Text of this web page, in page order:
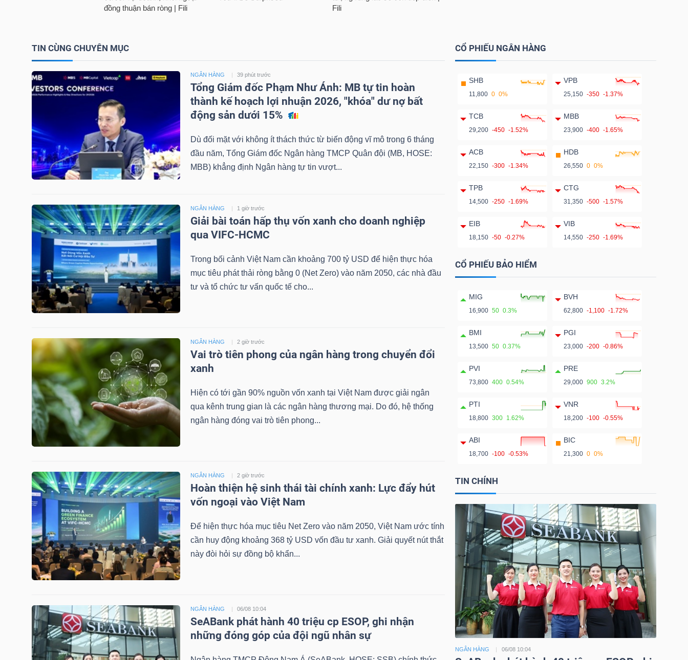
TIN CÙNG CHUYÊN MỤC
NGÂN HÀNG 39 phút trước
Tổng Giám đốc Phạm Như Ánh: MB tự tin hoàn
thành kế hoạch lợi nhuận 2026, "khóa" dư nợ bất
động sản dưới 15%
Dù đối mặt với không ít thách thức từ biến động vĩ mô trong 6 tháng
đầu năm, Tổng Giám đốc Ngân hàng TMCP Quân đội (MB, HOSE:
MBB) khẳng định Ngân hàng tự tin vượt...
NGÂN HÀNG 1 giờ trước
Giải bài toán hấp thụ vốn xanh cho doanh nghiệp
qua VIFC-HCMC
Trong bối cảnh Việt Nam cần khoảng 700 tỷ USD để hiện thực hóa
mục tiêu phát thải ròng bằng 0 (Net Zero) vào năm 2050, các nhà đầu
tư và tổ chức tư vấn quốc tế cho...
NGÂN HÀNG 2 giờ trước
Vai trò tiên phong của ngân hàng trong chuyển đổi
xanh
Hiện có tới gần 90% nguồn vốn xanh tại Việt Nam được giải ngân
qua kênh trung gian là các ngân hàng thương mại. Do đó, hệ thống
ngân hàng đóng vai trò tiên phong...
NGÂN HÀNG 2 giờ trước
Hoàn thiện hệ sinh thái tài chính xanh: Lực đẩy hút
vốn ngoại vào Việt Nam
Để hiện thực hóa mục tiêu Net Zero vào năm 2050, Việt Nam ước tính
cần huy động khoảng 368 tỷ USD vốn đầu tư xanh. Giải quyết nút thắt
này đòi hỏi sự đồng bộ khẩn...
NGÂN HÀNG 06/08 10:04
SeABank phát hành 40 triệu cp ESOP, ghi nhận
những đóng góp của đội ngũ nhân sự
CỔ PHIẾU NGÂN HÀNG
SHB
11,800 0 0%
VPB
25,150 -350 -1.37%
TCB
29,200 -450 -1.52%
MBB
23,900 -400 -1.65%
ACB
22,150 -300 -1.34%
HDB
26,550 0 0%
TPB
14,500 -250 -1.69%
CTG
31,350 -500 -1.57%
EIB
18,150 -50 -0.27%
VIB
14,550 -250 -1.69%
CỔ PHIẾU BẢO HIỂM
MIG
16,900 50 0.3%
BVH
62,800 -1,100 -1.72%
BMI
13,500 50 0.37%
PGI
23,000 -200 -0.86%
PVI
73,800 400 0.54%
PRE
29,000 900 3.2%
PTI
18,800 300 1.62%
VNR
18,200 -100 -0.55%
ABI
18,700 -100 -0.53%
BIC
21,300 0 0%
TIN CHÍNH
NGÂN HÀNG 06/08 10:04
CÔNG
TRUY
XUẤT
LIỆU
Ngành
SECTOR
NĂNG
LƯỢNG
NGUYÊN
CÔNG
NGHIỆP
TIÊU
DÙNG
KHÔNG
THIẾT